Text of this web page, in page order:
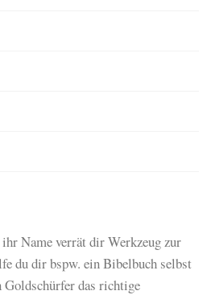
Name verrät dir Werkzeug zur
du dir bspw. ein Bibelbuch selbst
das richtige